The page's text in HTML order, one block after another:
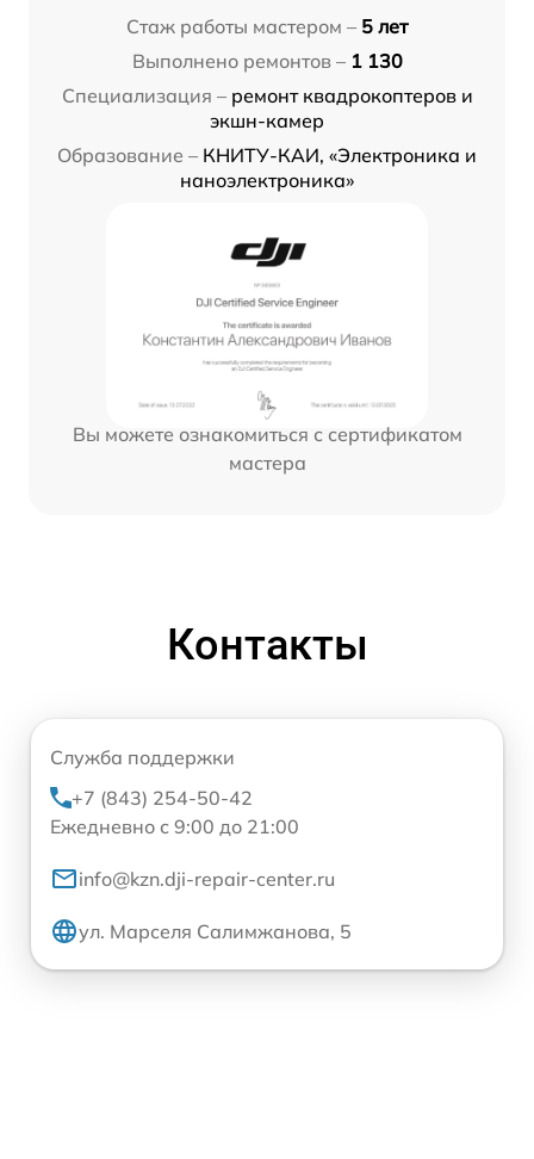
Стаж работы мастером – 5 лет
Выполнено ремонтов – 1 130
Специализация – ремонт квадрокоптеров и
экшн-камер
Образование – КНИТУ-КАИ, «Электроника и
наноэлектроника»
Вы можете ознакомиться с сертификатом
мастера
Контакты
Служба поддержки
+7 (843) 254-50-42
Ежедневно с 9:00 до 21:00
info@kzn.dji-repair-center.ru
ул. Марселя Салимжанова, 5